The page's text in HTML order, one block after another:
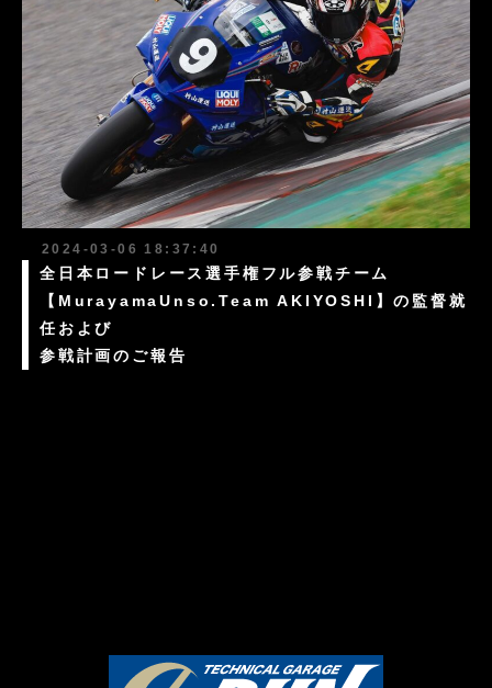
2024-03-06 18:37:40
全日本ロードレース選手権フル参戦チーム
【MurayamaUnso.Team AKIYOSHI】の監督就
任および
参戦計画のご報告